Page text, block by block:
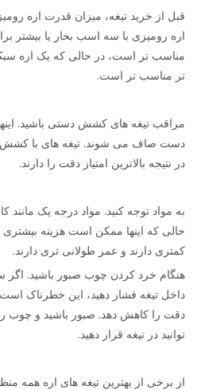
قبل از خرید تیغه، میزان قدرت اره
اره رومیزی با سه اسب بخار یا بیشتر
مناسب تر است، در حالی که یک اره سبک
تر مناسب تر است.
مراقب تیغه های کشش دستی باشید. اینها
دست صاف می شوند. تیغه های با کشش
در نتیجه بالاترین امتیاز دقت را دارند.
به مواد توجه کنید. مواد درجه یک مانند
حالی که اینها ممکن است هزینه بیشتری
کمتری دارند و عمر طولانی تری دارند.
هنگام خرد کردن چوب صبور باشید. اگر
داخل تیغه فشار دهید، این خطرناک
دقت را کاهش دهد. صبور باشید و چوب
توانید در تیغه قرار دهید.
از برخی از بهترین تیغه های اره همه